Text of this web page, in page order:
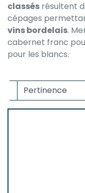
classés résultent
cépages
vins bordelais.
cabernet franc
pour les blancs.